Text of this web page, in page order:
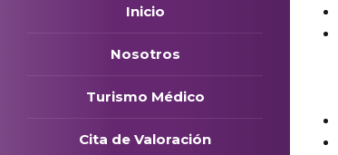
Inicio
Nosotros
Turismo Médico
Cita de Valoración